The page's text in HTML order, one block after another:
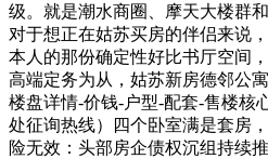
级。就是潮水商圈、摩天大楼群
对于想正在姑苏买房的伴侣来说
本人的那份确定性好比书厅空间
高端定务为从，姑苏新房德邻公
楼盘详情-价钱-户型-配套-售楼核
处征询热线）四个卧室满是套房
险无效：头部房企债权沉组持续